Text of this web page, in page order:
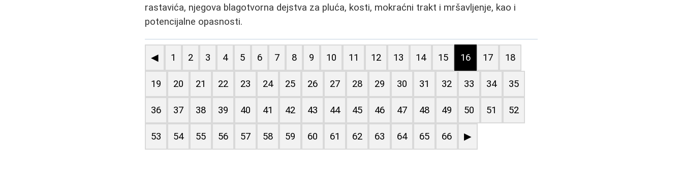
rastavića, njegova blagotvorna dejstva za pluća, kosti, mokraćni trakt i mršavljenje, kao i
potencijalne opasnosti.
◀ 1 2 3 4 5 6 7 8 9 10 11 12 13 14 15 16 17 18
19 20 21 22 23 24 25 26 27 28 29 30 31 32 33 34 35
36 37 38 39 40 41 42 43 44 45 46 47 48 49 50 51 52
53 54 55 56 57 58 59 60 61 62 63 64 65 66 ▶